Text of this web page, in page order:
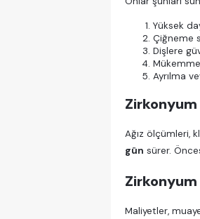
Yüksek
Çiğneme
Dişlere
Ayrılma
Zirkonyum
Ağız ölçümleri,
gün sürer.
Zirkonyum
Maliyetler,